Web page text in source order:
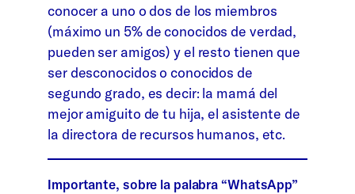
conocer a uno o dos de los miembros
(máximo un 5% de conocidos de verdad,
pueden ser amigos) y el resto tienen que
ser desconocidos o conocidos de
segundo grado, es decir: la mamá del
mejor amiguito de tu hija, el asistente de
la directora de recursos humanos, etc.
Importante, sobre la palabra “WhatsApp”